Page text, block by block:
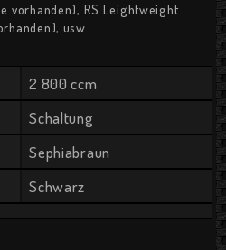
vorhanden), RS Leightweight
usw.
2 800 ccm
Schaltung
Sephiabraun
Schwarz